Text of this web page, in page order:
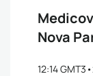
Nova
12:14 GMT3 •